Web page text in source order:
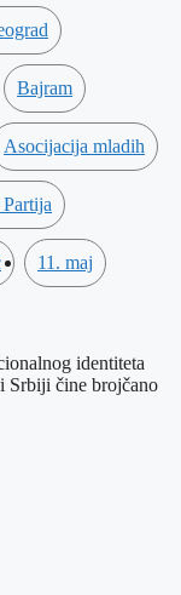
Bajram
Asocijacija mladih
11. maj
identiteta
Srbiji čine brojčano